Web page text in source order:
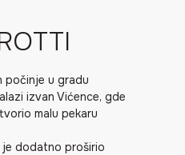
počinje u gradu
izvan Vićence, gde
malu pekaru
dodatno proširio